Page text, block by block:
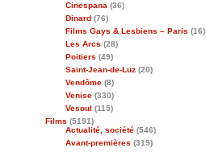
Cinespana (36)
Dinard (76)
Films Gays & Lesbiens – Paris (16)
Les Arcs (28)
Poitiers (49)
Saint-Jean-de-Luz (20)
Vendôme (8)
Venise (330)
Vesoul (115)
Films (5191)
Actualité, société (546)
Avant-premières (319)